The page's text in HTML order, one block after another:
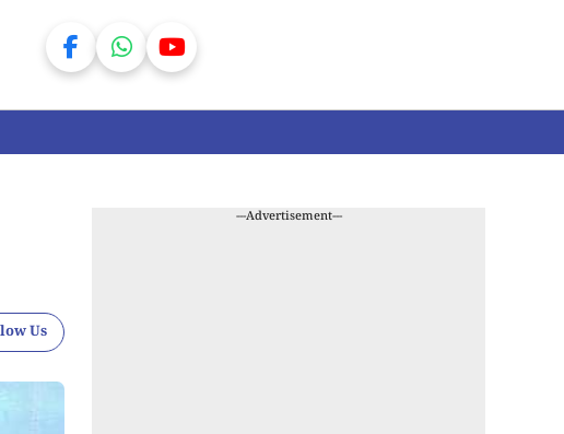
Us
---Advertisement---